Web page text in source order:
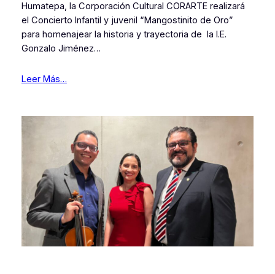
Humatepa, la Corporación Cultural CORARTE realizará
el Concierto Infantil y juvenil “Mangostinito de Oro”
para homenajear la historia y trayectoria de la I.E.
Gonzalo Jiménez…
Leer Más…